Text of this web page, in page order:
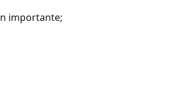
importante;